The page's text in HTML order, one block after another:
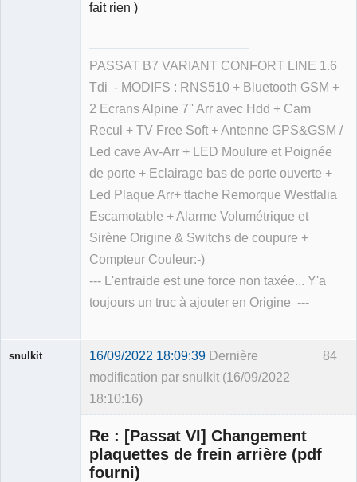
fait rien )
PASSAT B7 VARIANT CONFORT LINE 1.6
Tdi - MODIFS : RNS510 + Bluetooth GSM +
2 Ecrans Alpine 7'' Arr avec Hdd + Cam
Recul + TV Free Soft + Antenne GPS&GSM /
Led cave Av-Arr + LED Moulure et Poignée
de porte + Eclairage bas de porte ouverte +
Led Plaque Arr+ ttache Remorque Westfalia
Escamotable + Alarme Volumétrique et
Sirène Origine & Switchs de coupure +
Compteur Couleur:-)
--- L'entraide est une force non taxée... Y'a
toujours un truc à ajouter en Origine ---
84
snulkit 16/09/2022 18:09:39 Dernière
modification par snulkit (16/09/2022
18:10:16)
Re : [Passat VI] Changement
plaquettes de frein arrière (pdf
fourni)